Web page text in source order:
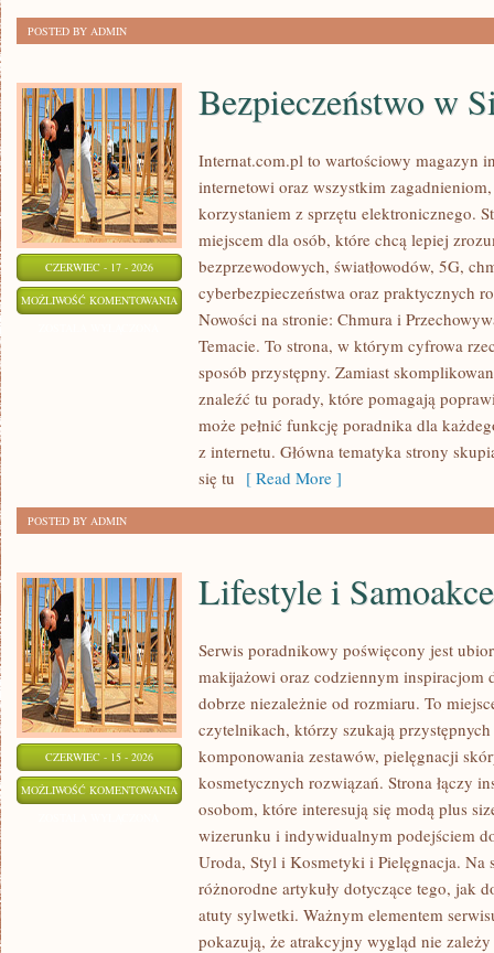
POSTED BY ADMIN
CZERWIEC - 17 - 2026
MOŻLIWOŚĆ KOMENTOWANIA BEZPIECZEŃSTWO
SIECI
Bezpieczeństwo w
Internat.com.pl to wartościowy magazyn
internetowi oraz wszystkim
korzystaniem z sprzętu elektronicznego.
miejscem dla osób, które chcą lepiej
bezprzewodowych, światłowodów, 5G,
cyberbezpieczeństwa oraz praktycznych
Nowości na stronie: Chmura i
Temacie. To strona, w którym cyfrowa
sposób przystępny. Zamiast
znaleźć tu porady, które pomagają
może pełnić funkcję poradnika dla
z internetu. Główna tematyka strony
się tu [ Read More ]
POSTED BY ADMIN
CZERWIEC - 15 - 2026
MOŻLIWOŚĆ KOMENTOWANIA LIFESTYLE
SAMOAKCEPTACJA
Lifestyle i
Serwis poradnikowy poświęcony jest
makijażowi oraz codziennym inspiracjom
dobrze niezależnie od rozmiaru. To
czytelnikach, którzy szukają
komponowania zestawów, pielęgnacji
kosmetycznych rozwiązań. Strona łączy
osobom, które interesują się modą plus
wizerunku i indywidualnym podejściem
Uroda, Styl i Kosmetyki i Pielęgnacja. Na
różnorodne artykuły dotyczące tego, jak
atuty sylwetki. Ważnym elementem
pokazują, że atrakcyjny wygląd nie zależy